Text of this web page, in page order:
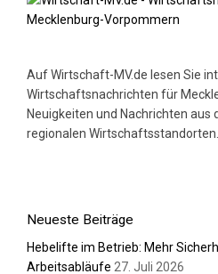
Auf Wirtschaft-MV.de lesen Sie
Wirtschaftsnachrichten für
Neuigkeiten und Nachrichten aus
regionalen Wirtschaftsstandorten.
Neueste Beiträge
Hebelifte im Betrieb: Mehr
Arbeitsabläufe 27. Juli 2026